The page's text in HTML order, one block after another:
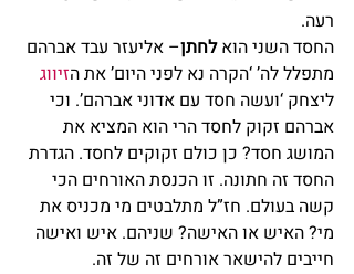
רעה.
החסד השני הוא לחתן– אליעזר עבד אברהם
מתפלל לה’ ‘הקרה נא לפני היום’ את הזיווג
ליצחק ‘ועשה חסד עם אדוני אברהם’. וכי
אברהם זקוק לחסד הרי הוא המציא את
המושג חסד? כן כולם זקוקים לחסד. הגדרת
החסד זה חתונה. זו הכנסת האורחים הכי
קשה בעולם. חז”ל מתלבטים מי מכניס את
מי? האיש או האישה? שניהם. איש ואישה
חייבים להישאר אורחים זה של זה.